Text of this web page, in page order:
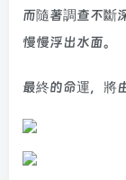
而隨著調查不斷
慢慢浮出水面。
最終的命運，將